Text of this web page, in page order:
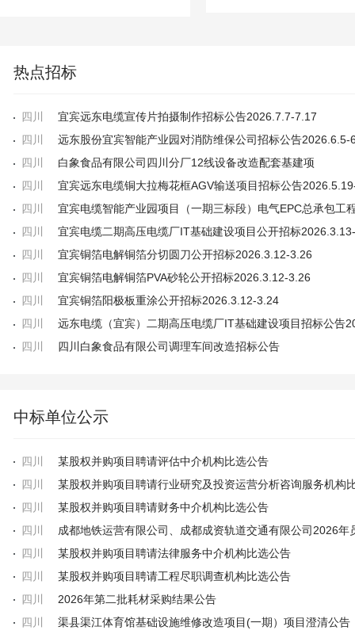
热点招标
四川
宜宾远东电缆宣传片拍摄制作招标公告2026.7.7-7.17
四川
远东股份宜宾智能产业园对消防维保公司招标公告2026.6.5-
四川
白象食品有限公司四川分厂12线设备改造配套基建项
四川
宜宾远东电缆铜大拉梅花框AGV输送项目招标公告
四川
四川
宜宾电缆二期高压电缆厂IT基础建设项目公开招标
四川
宜宾铜箔电解铜箔分切圆刀公开招标2026.3.12-3.26
四川
宜宾铜箔电解铜箔PVA砂轮公开招标2026.3.12-3.26
四川
宜宾铜箔阳极板重涂公开招标2026.3.12-3.24
四川
四川
四川白象食品有限公司调理车间改造招标公告
中标单位公示
四川
某股权并购项目聘请评估中介机构比选公告
四川
四川
某股权并购项目聘请财务中介机构比选公告
四川
四川
某股权并购项目聘请法律服务中介机构比选公告
四川
某股权并购项目聘请工程尽职调查机构比选公告
四川
2026年第二批耗材采购结果公告
四川
渠县渠江体育馆基础设施维修改造项目(一期）项目澄清公告